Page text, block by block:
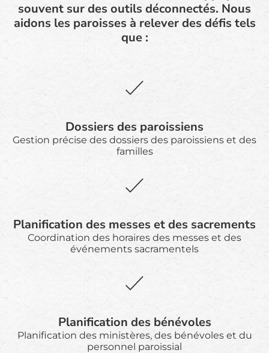
souvent sur des outils déconnectés. Nous
aidons les paroisses à relever des défis tels
que :
Dossiers des paroissiens
Gestion précise des dossiers des paroissiens et des
familles
Planification des messes et des sacrements
Coordination des horaires des messes et des
événements sacramentels
Planification des bénévoles
Planification des ministères, des bénévoles et du
personnel paroissial